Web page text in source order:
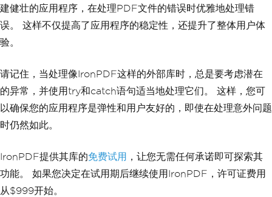
建健壮的应用程序，在处理PDF文件的错误时优雅地处理错
误。 这样不仅提高了应用程序的稳定性，还提升了整体用户体
验。
请记住，当处理像IronPDF这样的外部库时，总是要考虑潜在
的异常，并使用try和catch语句适当地处理它们。 这样，您可
以确保您的应用程序是弹性和用户友好的，即使在处理意外问题
时仍然如此。
IronPDF提供其库的免费试用 ，让您无需任何承诺即可探索其
功能。 如果您决定在试用期后继续使用IronPDF，许可证费用
从$999开始。